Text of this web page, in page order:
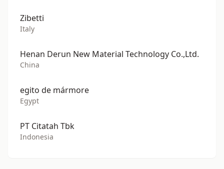
Zibetti
Italy
Henan Derun New Material Technology Co.,Ltd.
China
egito de mármore
Egypt
PT Citatah Tbk
Indonesia